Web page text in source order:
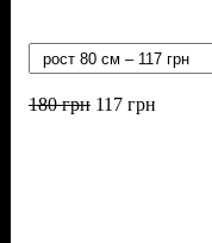
180грн 117 грн